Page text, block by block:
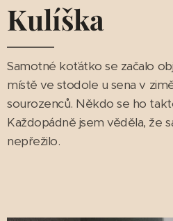
Kulíška
Samotné koťátko se začalo
místě ve stodole u sena v
sourozenců. Někdo se ho
Každopádně jsem věděla, že
nepřežilo.